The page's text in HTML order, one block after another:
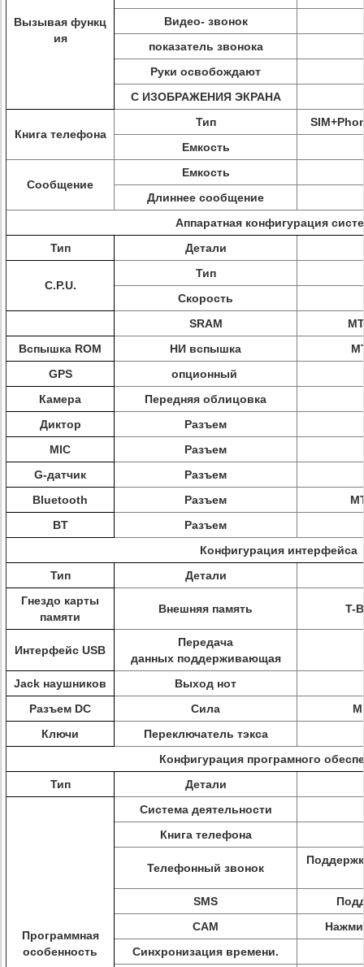
Вызывая функц
ия
Видео- звонок
показатель звонока
Руки освобождают
С ИЗОБРАЖЕНИЯ ЭКРАНА
Книга телефона
Тип
Емкость
Сообщение
Емкость
Длиннее сообщение
Аппаратная конфигурация
Тип
Детали
C.P.U.
Тип
Скорость
SRAM
Вспышка ROM
НИ вспышка
GPS
опционный
Камера
Передняя облицовка
Диктор
Разъем
MIC
Разъем
G-датчик
Разъем
Bluetooth
Разъем
BT
Разъем
Конфигурация интерфейса
Тип
Детали
Гнездо карты
памяти
Внешняя память T-
Интерфейс USB
Передача
данных поддерживающая
Jack наушников
Выход нот
Разъем DC
Сила
Ключи
Переключатель тэкса
Конфигурация програмного
Тип
Детали
Программная
особенность
Система деятельности
Книга телефона
Телефонный звонок
SMS
CAM
Синхронизация времени.